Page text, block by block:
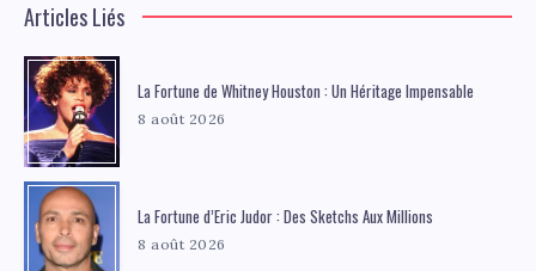
Articles Liés
La Fortune de Whitney Houston : Un Héritage Impensable
8 août 2026
La Fortune d’Eric Judor : Des Sketchs Aux Millions
8 août 2026